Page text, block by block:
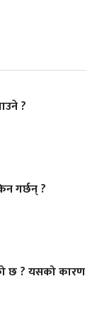
?
गर्छन् ?
छ ? यसको कारण